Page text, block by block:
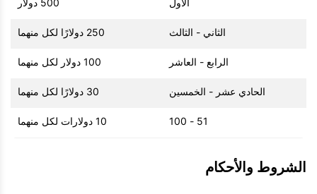
الأول 500 دولار
الثاني - الثالث 250 دولارًا لكل منهما
الرابع - العاشر 100 دولار لكل منهما
الحادي عشر - الخمسين 30 دولارًا لكل منهما
51 - 100 10 دولارات لكل منهما
الشروط والأحكام